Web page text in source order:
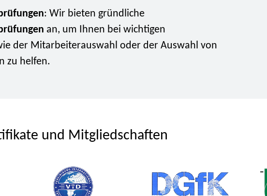
: Wir bieten gründliche
an, um Ihnen bei wichtigen
der Mitarbeiterauswahl oder der Auswahl von
zu helfen.
und Mitgliedschaften